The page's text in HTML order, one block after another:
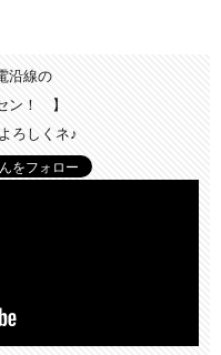
沿線の
ン！ 】
ろしくネ♪